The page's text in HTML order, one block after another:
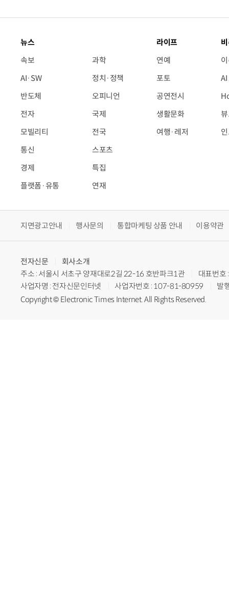
뉴스
속보
AI·SW
반도체
전자
모빌리티
통신
경제
플랫폼·유통
과학
정치·정책
오피니언
국제
전국
스포츠
특집
연재
라이프
연예
포토
공연전시
생활문화
여행·레저
지면광고안내 행사문의 통합마케팅 상품 안내 이용약관
전자신문
회사소개
주소 : 서울시 서초구 양재대로2길 22-16 호반파크1관
대표번
사업자명 : 전자신문인터넷
사업자번호 : 107-81-80959
발
Copyright © Electronic Times Internet. All Rights Reserved.